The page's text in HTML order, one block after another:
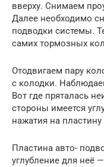
вверху. Снимаем
Далее необходимо
подводки системы.
самих тормозных
Отодвигаем пару
с колодки.
Вот где пряталась
стороны имеется
нажатия на
Пластина авто-
углубление для неё